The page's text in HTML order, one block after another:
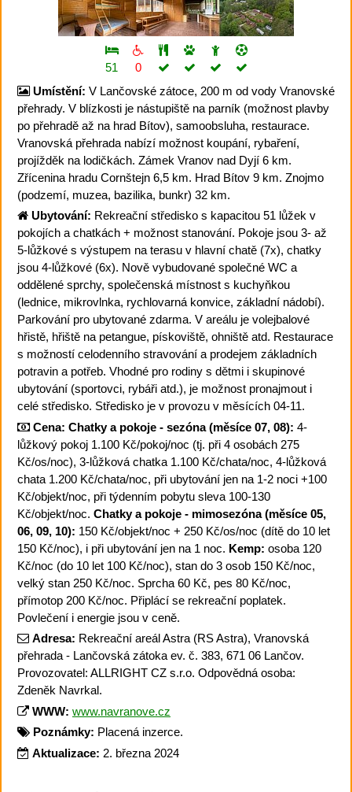
51
0
Umístění: V Lančovské zátoce, 200 m od vody Vranovské
přehrady. V blízkosti je nástupiště na parník (možnost plavby
po přehradě až na hrad Bítov), samoobsluha, restaurace.
Vranovská přehrada nabízí možnost koupání, rybaření,
projížděk na lodičkách. Zámek Vranov nad Dyjí 6 km.
Zřícenina hradu Cornštejn 6,5 km. Hrad Bítov 9 km. Znojmo
(podzemí, muzea, bazilika, bunkr) 32 km.
Ubytování: Rekreační středisko s kapacitou 51 lůžek v
pokojích a chatkách + možnost stanování. Pokoje jsou 3- až
5-lůžkové s výstupem na terasu v hlavní chatě (7x), chatky
jsou 4-lůžkové (6x). Nově vybudované společné WC a
oddělené sprchy, společenská místnost s kuchyňkou
(lednice, mikrovlnka, rychlovarná konvice, základní nádobí).
Parkování pro ubytované zdarma. V areálu je volejbalové
hřistě, hřiště na petangue, pískoviště, ohniště atd. Restaurace
s možností celodenního stravování a prodejem základních
potravin a potřeb. Vhodné pro rodiny s dětmi i skupinové
ubytování (sportovci, rybáři atd.), je možnost pronajmout i
celé středisko. Středisko je v provozu v měsících 04-11.
Cena: Chatky a pokoje - sezóna (měsíce 07, 08): 4-
lůžkový pokoj 1.100 Kč/pokoj/noc (tj. při 4 osobách 275
Kč/os/noc), 3-lůžková chatka 1.100 Kč/chata/noc, 4-lůžková
chata 1.200 Kč/chata/noc, při ubytování jen na 1-2 noci +100
Kč/objekt/noc, při týdenním pobytu sleva 100-130
Kč/objekt/noc. Chatky a pokoje - mimosezóna (měsíce 05,
06, 09, 10): 150 Kč/objekt/noc + 250 Kč/os/noc (dítě do 10 let
150 Kč/noc), i při ubytování jen na 1 noc. Kemp: osoba 120
Kč/noc (do 10 let 100 Kč/noc), stan do 3 osob 150 Kč/noc,
velký stan 250 Kč/noc. Sprcha 60 Kč, pes 80 Kč/noc,
přímotop 200 Kč/noc. Připlácí se rekreační poplatek.
Povlečení i energie jsou v ceně.
Adresa: Rekreační areál Astra (RS Astra), Vranovská
přehrada - Lančovská zátoka ev. č. 383, 671 06 Lančov.
Provozovatel: ALLRIGHT CZ s.r.o. Odpovědná osoba:
Zdeněk Navrkal.
WWW: www.navranove.cz
Poznámky: Placená inzerce.
Aktualizace: 2. března 2024